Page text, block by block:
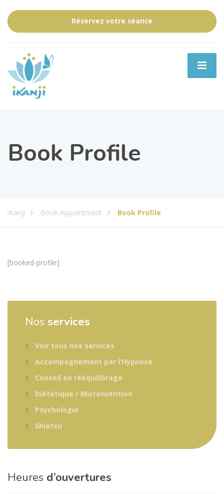
Réservez votre séance
Book Profile
iKanji Book Appointment Book Profile
[booked-profile]
Nos services
Voir tous nos services
Accompagnement par l’Hypnose
Conseil en rééquilibrage
Diététique / Micronutrition
Psychologie
Shiatsu
Heures d’ouvertures